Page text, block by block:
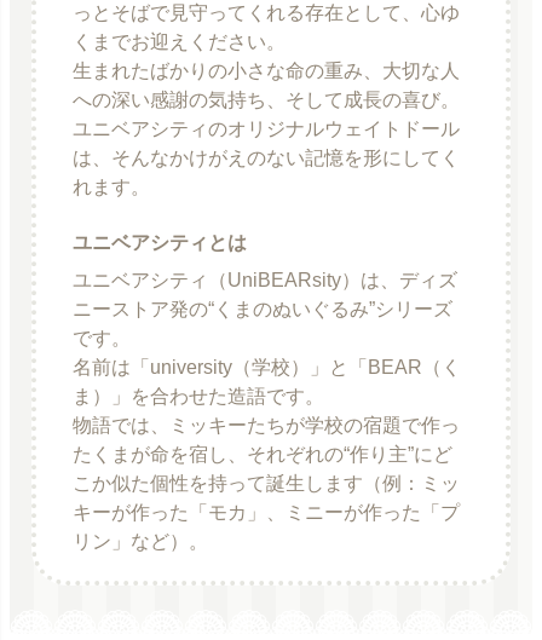
っとそばで見守ってくれる存在として、心ゆ
くまでお迎えください。
生まれたばかりの小さな命の重み、大切な人
への深い感謝の気持ち、そして成長の喜び。
ユニベアシティのオリジナルウェイトドール
は、そんなかけがえのない記憶を形にしてく
れます。
ユニベアシティとは
ユニベアシティ（UniBEARsity）は、ディズ
ニーストア発の“くまのぬいぐるみ”シリーズ
です。
名前は「university（学校）」と「BEAR（く
ま）」を合わせた造語です。
物語では、ミッキーたちが学校の宿題で作っ
たくまが命を宿し、それぞれの“作り主”にど
こか似た個性を持って誕生します（例：ミッ
キーが作った「モカ」、ミニーが作った「プ
リン」など）。